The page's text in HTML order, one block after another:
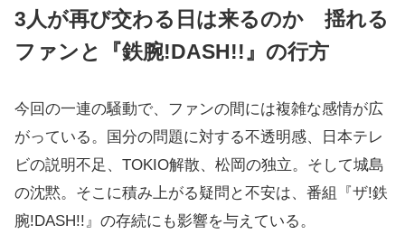
3人が再び交わる日は来るのか 揺れる
ファンと『鉄腕!DASH!!』の行方
今回の一連の騒動で、ファンの間には複雑な感情が広
がっている。国分の問題に対する不透明感、日本テレ
ビの説明不足、TOKIO解散、松岡の独立。そして城島
の沈黙。そこに積み上がる疑問と不安は、番組『ザ!鉄
腕!DASH!!』の存続にも影響を与えている。